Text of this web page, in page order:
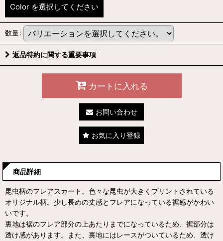
Color を選択してください
数量:
返品特約に関する重要事項
カートに入れる
お問い合わせ
お気に入り登録
商品詳細
昆虫柄のフレアスカート。色々な昆虫が大きくプリントされている
オリジナル柄。少し長めの丈感とフレアになっている裾感がかわい
いです。
裏地は裾のフレア部分の上あたりまでになっているため、裾部分は
透け感があります。また、裏地にはレースがついているため、透け